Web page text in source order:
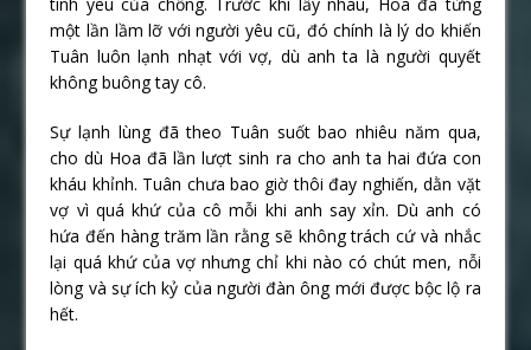
một lần lầm lỡ với người yêu cũ, đó chính là lý do khiến
Tuân luôn lạnh nhạt với vợ, dù anh ta là người quyết
không buông tay cô.
Sự lạnh lùng đã theo Tuân suốt bao nhiêu năm qua,
cho dù Hoa đã lần lượt sinh ra cho anh ta hai đứa con
kháu khỉnh. Tuân chưa bao giờ thôi đay nghiến, dằn vặt
vợ vì quá khứ của cô mỗi khi anh say xỉn. Dù anh có
hứa đến hàng trăm lần rằng sẽ không trách cứ và nhắc
lại quá khứ của vợ nhưng chỉ khi nào có chút men, nỗi
lòng và sự ích kỷ của người đàn ông mới được bộc lộ ra
hết.